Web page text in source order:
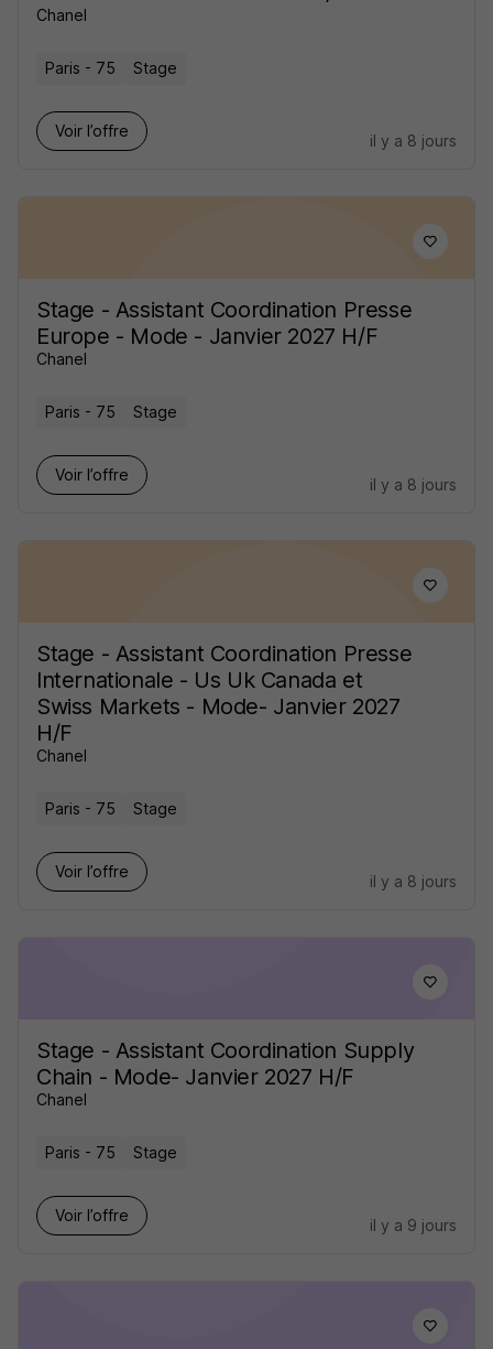
Chanel
Paris - 75 Stage
Voir l’offre
il y a 8 jours
Stage - Assistant Coordination Presse
Europe - Mode - Janvier 2027 H/F
Chanel
Paris - 75 Stage
Voir l’offre
il y a 8 jours
Stage - Assistant Coordination Presse
Internationale - Us Uk Canada et
Swiss Markets - Mode- Janvier 2027
H/F
Chanel
Paris - 75 Stage
Voir l’offre
il y a 8 jours
Stage - Assistant Coordination Supply
Chain - Mode- Janvier 2027 H/F
Chanel
Paris - 75 Stage
Voir l’offre
il y a 9 jours